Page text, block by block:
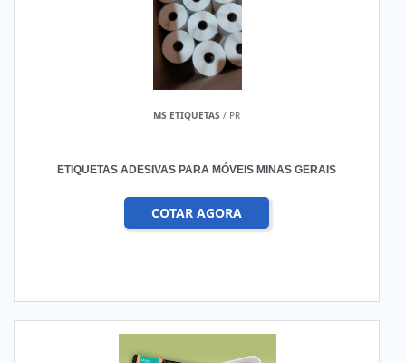
MS ETIQUETAS / PR
ETIQUETAS ADESIVAS PARA MÓVEIS MINAS GERAIS
COTAR AGORA